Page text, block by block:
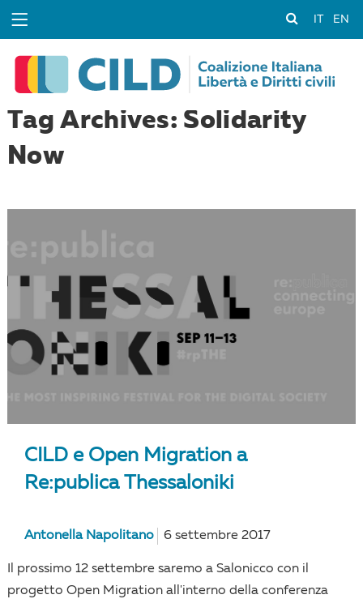
EN
Tag Archives: Solidarity
Now
CILD e Open Migration a
Re:publica Thessaloniki
Antonella Napolitano 6 settembre 2017
Il prossimo 12 settembre saremo a Salonicco con il
progetto Open Migration all'interno della conferenza